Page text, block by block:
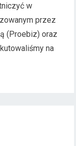
w
przez
(Proebiz) oraz
na